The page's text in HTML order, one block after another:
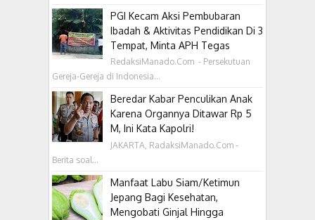
PGI Kecam Aksi Pembubaran
Ibadah & Aktivitas Pendidikan Di 3
Tempat, Minta APH Tegas
RedaksiManado.Com - Persekutuan
Gereja-Gereja di Indonesia...
Beredar Kabar Penculikan Anak
Karena Organnya Ditawar Rp 5
M, Ini Kata Kapolri!
JAKARTA, RadaksiManado.Com -
Berita soal...
Manfaat Labu Siam/Ketimun
Jepang Bagi Kesehatan,
Mengobati Ginjal Hingga